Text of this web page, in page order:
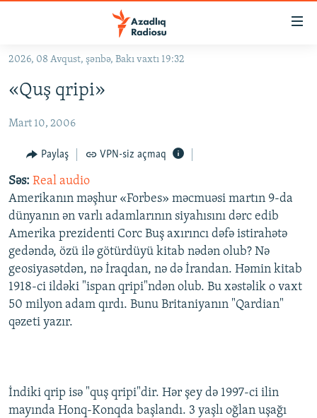
Əsas
qayıt
naviqasiyaya
Axtarışa
keç
#İZAHLA
KORRUPSIOMETR
#ƏSLINDƏ
FƏRQƏ BAX
QANUNI DOĞRU
ARAŞDIRMA
MULTIMEDIA
VIDEO
FOTOQALEREYA
İNFOQRAFIKA
RADIO ARXIV
OXU ZALI
AZƏRBAYCAN ƏDƏBIYYATI KITABXANASI
HAQQIMIZDA
MISSIYAMIZ
AZADLIQRADIOSU MOBIL TELEFONUNUZDA
RFE/RL-in bütün saytları
2026, 08 Avqust, şənbə, Bakı vaxtı 19:32
«Quş qripi»
Mart 10, 2006
Paylaş VPN-siz açmaq
Səs: Real audio
Amerikanın məşhur «Forbes» məcmuəsi martın 9-da
dünyanın ən varlı adamlarının siyahısını dərc edib
Amerika prezidenti Corc Buş axırıncı dəfə istirahətə
gedəndə, özü ilə götürdüyü kitab nədən olub? Nə
geosiyasətdən, nə İraqdan, nə də İrandan. Həmin kitab
1918-ci ildəki "ispan qripi"ndən olub. Bu xəstəlik o vaxt
50 milyon adam qırdı. Bunu Britaniyanın "Qardian"
qəzeti yazır.
İndiki qrip isə "quş qripi"dir. Hər şey də 1997-ci ilin
mayında Honq-Konqda başlandı. 3 yaşlı oğlan uşağı